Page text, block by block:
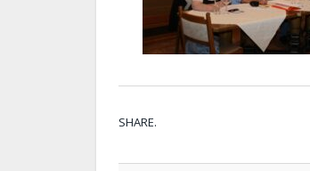
SHARE.